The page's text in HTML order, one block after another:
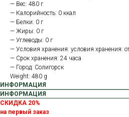
— Вес: 480 г
— Калорийность: 0 ккал
— Белки: 0 г
— Жиры: 0 г
— Углеводы: 0 г
— Условия хранения: условия хранения:
— Срок хранения: 24 часа
— Город: Солигорск
Weight: 480 g
ИНФОРМАЦИЯ
ИНФОРМАЦИЯ
СКИДКА 20%
на первый заказ